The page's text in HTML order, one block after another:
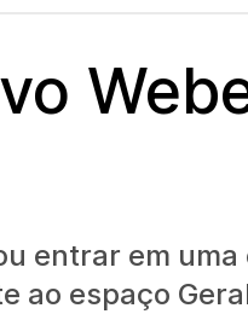
entrar em
ao espaço